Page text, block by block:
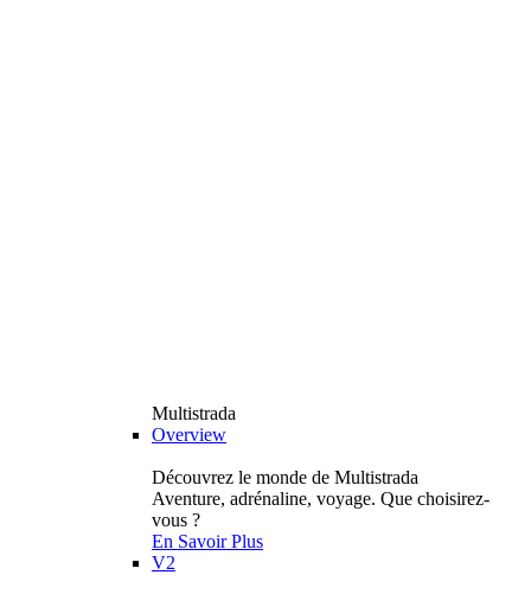
Multistrada
Overview
Découvrez le monde de Multistrada
Aventure, adrénaline, voyage. Que choisirez-
vous ?
En Savoir Plus
V2